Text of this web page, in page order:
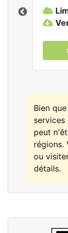
Bien que
peut
régions.
ou
détails.